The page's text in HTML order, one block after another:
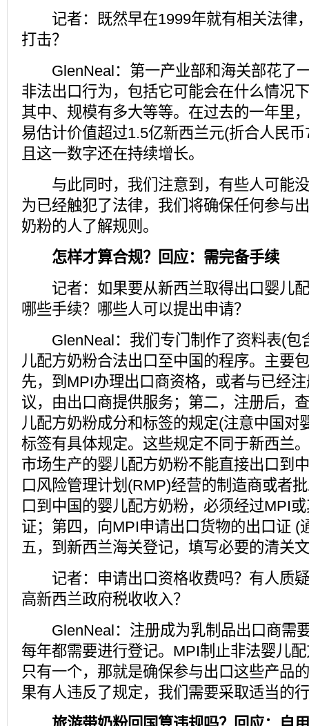
记者：既然早在1999年就有相关法律
打击？
GlenNeal：第一产业部和海关部花了
非法出口行为，包括它可能会在什么情况
其中、规模有多大等等。在过去的一年里
易估计价值超过1.5亿新西兰元(折合人民
且这一数字还在持续增长。
与此同时，我们注意到，有些人可能没
为已经触犯了法律，我们将确保任何参与
奶粉的人了解规则。
怎样才算合规？回应：需完备手续
记者：如果要从新西兰取得出口婴儿配
哪些手续？哪些人可以提出申请？
GlenNeal：我们专门制作了资料表(包
儿配方奶粉合法出口至中国的程序。主要
先，到MPI办理出口商资格，或者与已经
议，由出口商提供服务；第二，注册后，
儿配方奶粉成分和标签的规定(注意中国对
标签有具体规定。这些规定不同于新西兰
市场生产的婴儿配方奶粉不能直接出口到
口风险管理计划(RMP)经营的制造商或者
口到中国的婴儿配方奶粉，必须经过MPI
证；第四，向MPI申请出口货物的出口证 (
五，到新西兰海关登记，填写必要的清关
记者：申请出口资格收费吗？有人质疑
高新西兰政府税收收入？
GlenNeal：注册成为乳制品出口商需
每年都需要进行登记。MPI制止非法婴儿
只有一个，那就是确保参与出口这些产品
果有人违反了规定，我们需要采取适当的